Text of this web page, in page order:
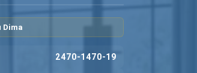
Dima
2470-1470-19